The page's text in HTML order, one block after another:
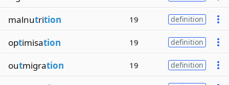
malnutrition 19 definition
optimisation 19 definition
outmigration 19 definition